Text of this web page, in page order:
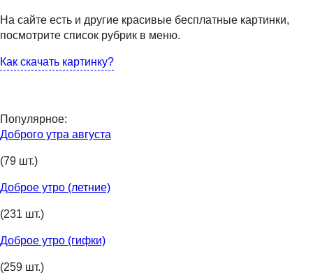
На сайте есть и другие красивые бесплатные картинки,
посмотрите список рубрик в меню.
Как скачать картинку?
Популярное:
Доброго утра августа
(79 шт.)
Доброе утро (летние)
(231 шт.)
Доброе утро (гифки)
(259 шт.)